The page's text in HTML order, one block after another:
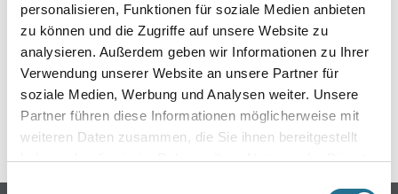
personalisieren, Funktionen für soziale Medien anbieten
zu können und die Zugriffe auf unsere Website zu
analysieren. Außerdem geben wir Informationen zu Ihrer
Verwendung unserer Website an unsere Partner für
soziale Medien, Werbung und Analysen weiter. Unsere
Partner führen diese Informationen möglicherweise mit
weiteren Daten zusammen, die Sie ihnen bereitgestellt
haben oder die sie im Rahmen Ihrer Nutzung der Dienste
Einwilligungsauswahl
Keine Sorge, wir pinseln schon an der Lösung und
werden das Problem so schnell wie möglich beheben.
Erkunden Sie in der Zwischenzeit unseren Online-Shop
und lassen Sie sich inspirieren.
ZURÜCK ZUM ONLINE-SHOP